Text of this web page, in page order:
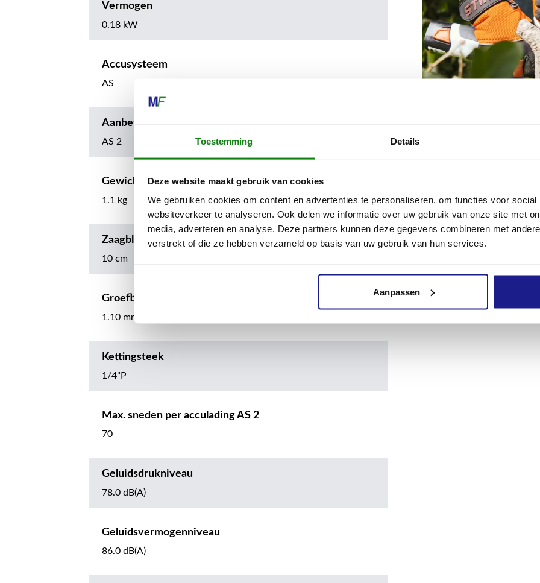
Toestemming Details
Deze website maakt gebruik van cookies
We gebruiken cookies om content en advertenties te personaliseren, om functies voor
websiteverkeer te analyseren. Ook delen we informatie over uw gebruik van onze site met
media, adverteren en analyse. Deze partners kunnen deze gegevens combineren met
verstrekt of die ze hebben verzameld op basis van uw gebruik van hun services.
Aanpassen
Vermogen
0.18 kW
Accusysteem
AS
Aanbevolen accu
AS 2
Gewicht apparaat zonder batterij
1.1 kg
Zaagbladlengte
10 cm
Groefbreedte
1.10 mm
Kettingsteek
1/4"P
Max. sneden per acculading AS 2
70
Geluidsdrukniveau
78.0 dB(A)
Geluidsvermogenniveau
86.0 dB(A)